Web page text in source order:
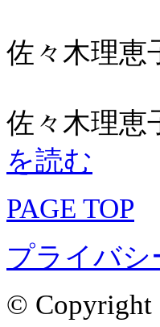
佐々木理
佐々木理
を読む
PAGE TOP
プライバシ
© Copyright